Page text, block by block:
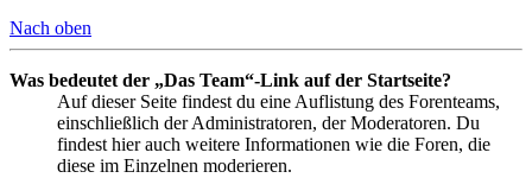
Nach oben
Was bedeutet der „Das Team“-Link auf der Startseite?
Auf dieser Seite findest du eine Auflistung des Forenteams,
einschließlich der Administratoren, der Moderatoren. Du
findest hier auch weitere Informationen wie die Foren, die
diese im Einzelnen moderieren.